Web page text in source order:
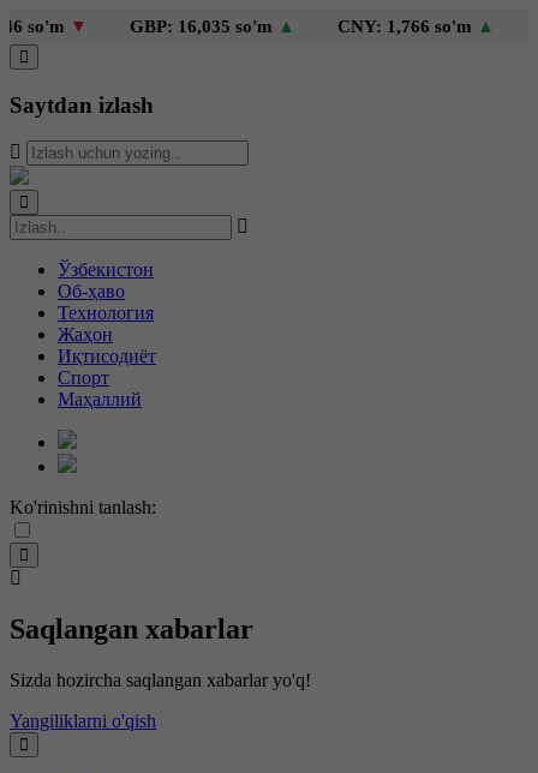
▼ GBP: 16,035 so'm▲ CNY: 1,766 so'm▲
Saytdan izlash
Ўзбекистон
Об-ҳаво
Технология
Жаҳон
Иқтисодиёт
Спорт
Маҳаллий
Ko'rinishni tanlash:
Saqlangan xabarlar
Sizda hozircha saqlangan xabarlar yo'q!
Yangiliklarni o'qish